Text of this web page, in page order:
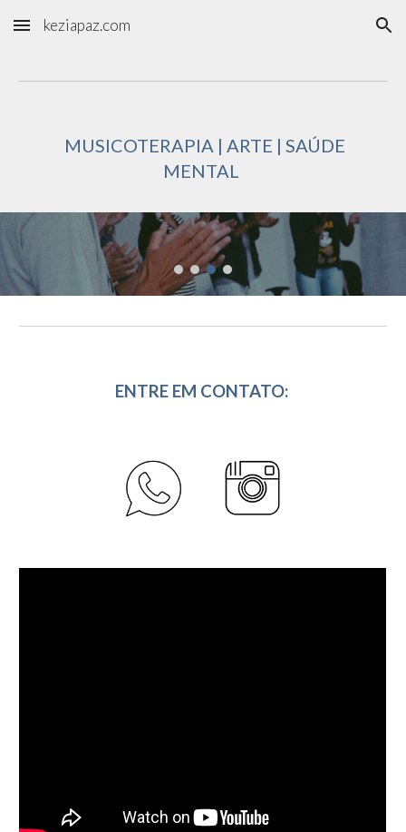
Skip to main content Skip to navigation
keziapaz.com
MUSICOTERAPIA | ARTE | SAÚDE
MENTAL
ENTRE EM CONTATO: